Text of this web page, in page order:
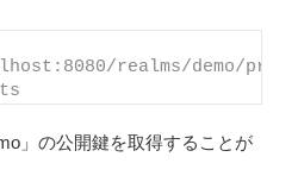
realms/demo/
」の公開鍵を取得することが